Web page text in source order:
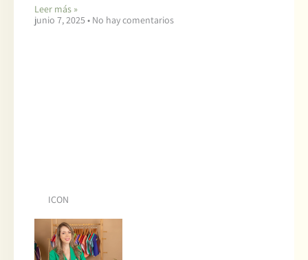
Leer más »
junio 7, 2025
No hay comentarios
ICON